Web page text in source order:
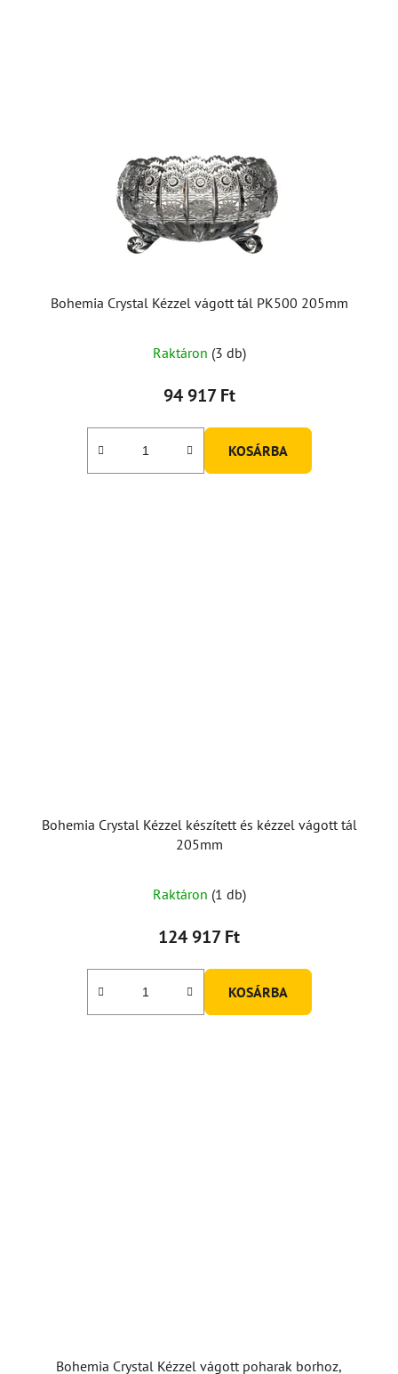
Bohemia Crystal Kézzel vágott tál PK500 205mm
Raktáron (3 db)
94 917 Ft
KOSÁRBA
Bohemia Crystal Kézzel készített és kézzel vágott tál
205mm
Raktáron (1 db)
124 917 Ft
KOSÁRBA
Bohemia Crystal Kézzel vágott poharak borhoz,